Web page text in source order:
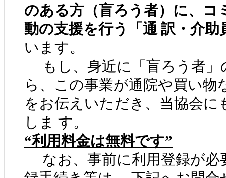
のある方（盲ろう者）に、コ
動の支援を行う「通 訳・介助
います。
もし、身近に「盲ろう者」
ら、この事業が通院や買い物
をお伝えいただき、当協会に
しま す。
“利用料金は無料です”
なお、事前に利用登録が必